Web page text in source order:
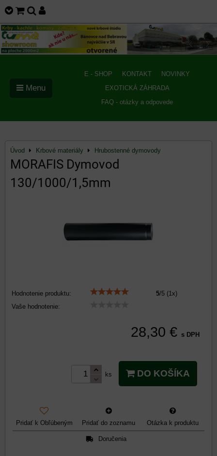
E - SHOP KONTAKT
NOVINKY
EXOTICKÁ ZÁHRADA
FAQ - otázky a odpovede
Menu
Úvod Krbové materiály Hrubostenné dymovody
MORAFIS Dymovod
130/1000/1,5mm
Hodnotenie produktu: 5/5 (1x)
Vaše hodnotenie:
28,30 € s DPH
ks DO KOŠÍKA
Pridať k Obľúbeným Pridať do zoznamu Otázka k produktu
Doručenia